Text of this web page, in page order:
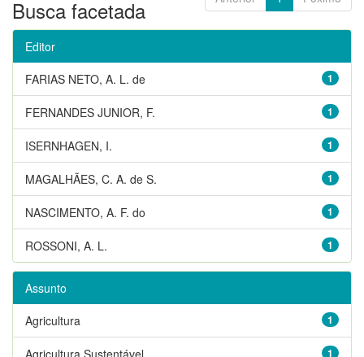
Busca facetada
Editor
1
FARIAS NETO, A. L. de
1
FERNANDES JUNIOR, F.
1
ISERNHAGEN, I.
1
MAGALHÃES, C. A. de S.
1
NASCIMENTO, A. F. do
1
ROSSONI, A. L.
Assunto
1
Agricultura
1
Agricultura Sustentável